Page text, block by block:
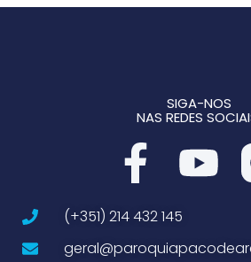
SIGA-NOS
NAS REDES
(+351) 214 432 145